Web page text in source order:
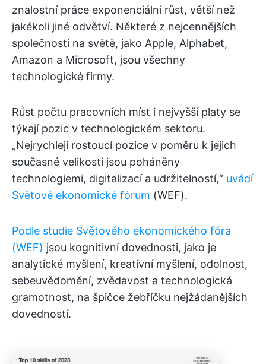
znalostní práce exponenciální růst, větší než
jakékoli jiné odvětví. Některé z nejcennějších
společností na světě, jako Apple, Alphabet,
Amazon a Microsoft, jsou všechny
technologické firmy.
Růst počtu pracovních míst i nejvyšší platy se
týkají pozic v technologickém sektoru.
„Nejrychleji rostoucí pozice v poměru k jejich
současné velikosti jsou poháněny
technologiemi, digitalizací a udržitelností,“ uvádí
Světové ekonomické fórum (WEF).
Podle studie Světového ekonomického fóra
(WEF) jsou kognitivní dovednosti, jako je
analytické myšlení, kreativní myšlení, odolnost,
sebeuvědomění, zvědavost a technologická
gramotnost, na špičce žebříčku nejžádanějších
dovedností.